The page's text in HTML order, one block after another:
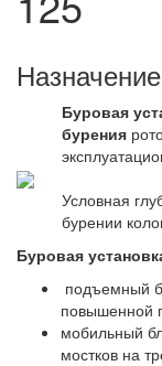
Буровая
бурения
Условная
бурении
Буровая
подъемный
повышенной
мобильный
мостков на